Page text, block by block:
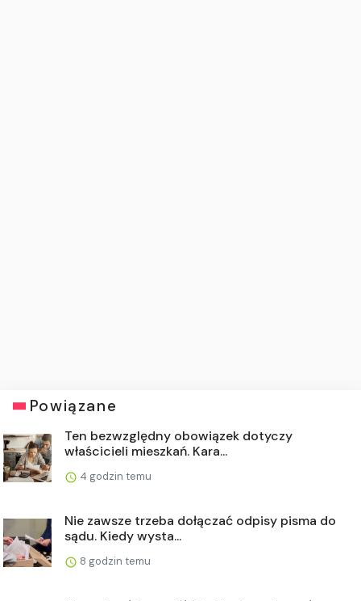
Powiązane
Ten bezwzględny obowiązek dotyczy
właścicieli mieszkań. Kara...
4 godzin temu
Nie zawsze trzeba dołączać odpisy pisma do
sądu. Kiedy wysta...
8 godzin temu